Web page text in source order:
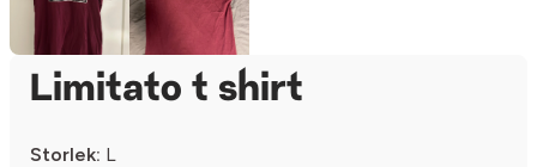
Limitato t shirt
Storlek: L